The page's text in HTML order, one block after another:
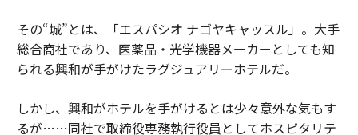
その“城”とは、「エスパシオ ナゴヤキャッスル」。大手
総合商社であり、医薬品・光学機器メーカーとしても知
られる興和が手がけたラグジュアリーホテルだ。
しかし、興和がホテルを手がけるとは少々意外な気もす
るが……同社で取締役専務執行役員としてホスピタリテ